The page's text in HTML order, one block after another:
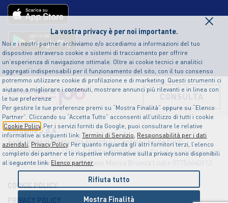
La vostra privacy è per noi importante.
Noi e i nostri partner archiviamo e/o accediamo a informazioni del tuo
dispositivo attraverso cookie e sistemi di tracciamento per offrire
un’esperienza di navigazione ottimale. Oltre ai cookie tecnici e analitici
aggregati indispensabili per il funzionamento del sito, con il tuo consenso
potremmo utilizzare cookie di profilazione e di marketing. Questi strumenti ci
aiutano a migliorare i contenuti, mostrare annunci più rilevanti e in linea con
le tue preferenze
Per gestire le tue preferenze premi su “Mostra Finalità” oppure su “Elenco
Partner”. Cliccando su “Accetta Tutto” acconsenti all’utilizzo di tutti i cookie
Cookie Policy. Per i servizi forniti da Google, puoi consultare le relative
informative ai seguenti link:Termini di Servizio, Responsabilità per i dati
aziendali,Privacy Policy. Per quanto riguarda gli altri fornitori terzi, l’elenco
completo dei partner e le rispettive informative sulla privacy sono disponibili
al seguente link: Elenco partner
×
Rifiuta tutto
Mostra Finalità
Sorgenia S.p.A
Sede legale in Milano, Via Algardi 4 | Capitale sociale Euro
150.000.000,00 i.v. | P.IVA n.12874490159 Codice Fiscale e Iscrizione al
Registro delle Imprese di Milano Monza Brianza Lodi n.07756640012
COOKIE POLICY
PRIVACY POLICY